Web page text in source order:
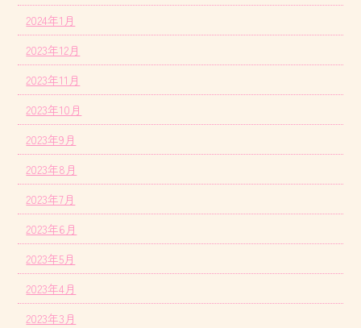
2024年1月
2023年12月
2023年11月
2023年10月
2023年9月
2023年8月
2023年7月
2023年6月
2023年5月
2023年4月
2023年3月